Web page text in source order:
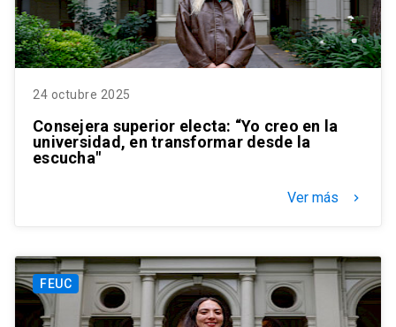
24 octubre 2025
Consejera superior electa: “Yo creo en la
universidad, en transformar desde la
escucha"
Ver más keyboard_arrow_right
FEUC